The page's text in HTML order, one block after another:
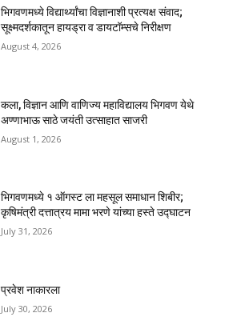
भिगवणमध्ये विद्यार्थ्यांचा विज्ञानाशी प्रत्यक्ष संवाद;
सूक्ष्मदर्शकातून हायड्रा व डायटॉम्सचे निरीक्षण
August 4, 2026
कला, विज्ञान आणि वाणिज्य महाविद्यालय भिगवण येथे
अण्णाभाऊ साठे जयंती उत्साहात साजरी
August 1, 2026
भिगवणमध्ये १ ऑगस्ट ला महसूल समाधान शिबीर;
कृषिमंत्री दत्तात्रय मामा भरणे यांच्या हस्ते उद्घाटन
July 31, 2026
प्रवेश नाकारला
July 30, 2026